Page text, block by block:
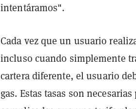
intentáramos".
Cada vez que un usuario
incluso cuando simplemente
cartera diferente, el usuario
gas. Estas tasas son